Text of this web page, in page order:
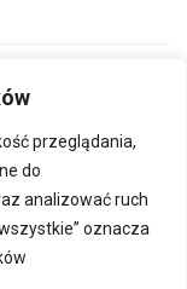
przeglądania,
do
analizować ruch
oznacza
Wielkanocnych
Dzieci